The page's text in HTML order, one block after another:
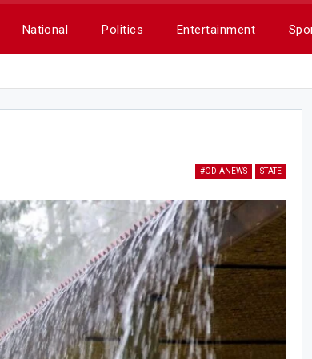
National Politics Entertainment
#ODIANEWS STATE